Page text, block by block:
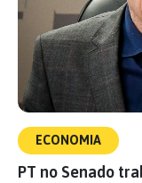
ECONOMIA
PT no Senado